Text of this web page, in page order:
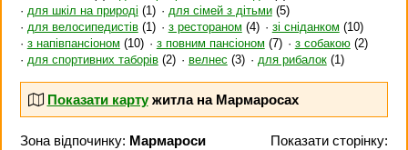
для шкіл на природі (1) для сімей з дітьми(5)
для велосипедистів(1) з рестораном (4) зі сніданком (10)
з напівпансіоном (10) з повним пансіоном (7) з собакою(2)
для спортивних таборів(2) велнес (3) для рибалок(1)
Показати картужитла на Мармаросах
Зона відпочинку: Мармароси
Показати сторінку: